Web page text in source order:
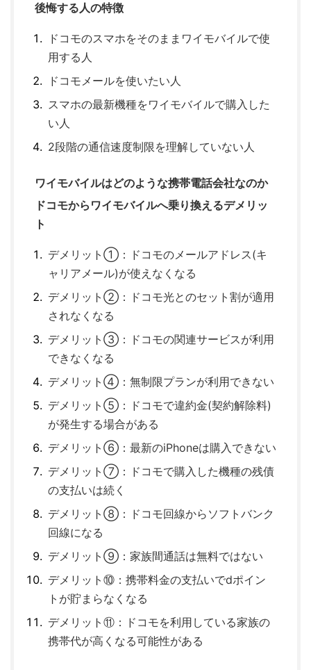
後悔する人の特徴
ドコモのスマホをそのままワイモバイルで使
用する人
ドコモメールを使いたい人
スマホの最新機種をワイモバイルで購入した
い人
2段階の通信速度制限を理解していない人
ワイモバイルはどのような携帯電話会社なのか
ドコモからワイモバイルへ乗り換えるデメリッ
ト
デメリット①：ドコモのメールアドレス(キ
ャリアメール)が使えなくなる
デメリット②：ドコモ光とのセット割が適用
されなくなる
デメリット③：ドコモの関連サービスが利用
できなくなる
デメリット④：無制限プランが利用できない
デメリット⑤：ドコモで違約金(契約解除料)
が発生する場合がある
デメリット⑥：最新のiPhoneは購入できない
デメリット⑦：ドコモで購入した機種の残債
の支払いは続く
デメリット⑧：ドコモ回線からソフトバンク
回線になる
デメリット⑨：家族間通話は無料ではない
デメリット⑩：携帯料金の支払いでdポイン
トが貯まらなくなる
デメリット⑪：ドコモを利用している家族の
携帯代が高くなる可能性がある